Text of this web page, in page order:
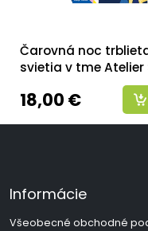
Čarovná noc
svietia v tme Atelier
18,00 €
Informácie
Všeobecné obchodné